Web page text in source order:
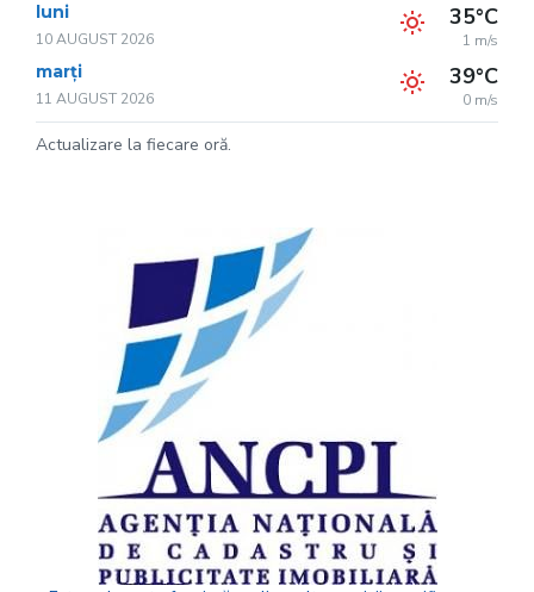
luni
10 AUGUST 2026
35°C
1 m/s
marți
11 AUGUST 2026
39°C
0 m/s
Actualizare la fiecare oră.